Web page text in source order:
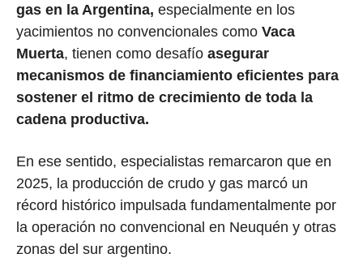
gas en la Argentina, especialmente en los
yacimientos no convencionales como Vaca
Muerta, tienen como desafío asegurar
mecanismos de financiamiento eficientes para
sostener el ritmo de crecimiento de toda la
cadena productiva.
En ese sentido, especialistas remarcaron que en
2025, la producción de crudo y gas marcó un
récord histórico impulsada fundamentalmente por
la operación no convencional en Neuquén y otras
zonas del sur argentino.